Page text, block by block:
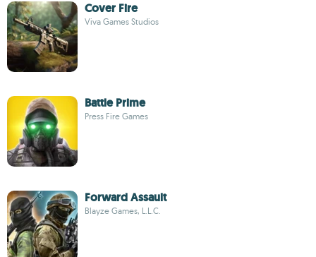
Cover Fire
Viva Games Studios
Battle Prime
Press Fire Games
Forward Assault
Blayze Games, L.L.C.